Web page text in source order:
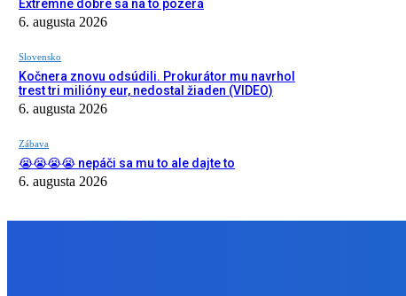
Extrémne dobre sa na to pozerá
6. augusta 2026
Slovensko
Kočnera znovu odsúdili. Prokurátor mu navrhol
trest tri milióny eur, nedostal žiaden (VIDEO)
6. augusta 2026
Zábava
😭😭😭😭 nepáči sa mu to ale dajte to
6. augusta 2026